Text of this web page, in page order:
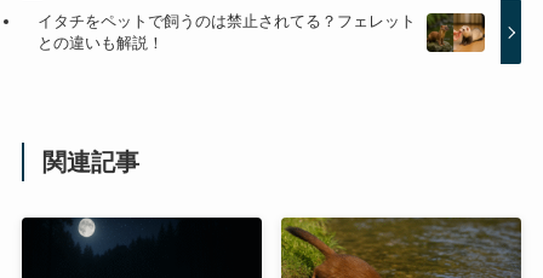
イタチをペットで飼うのは禁止されてる？フェレット
との違いも解説！
関連記事